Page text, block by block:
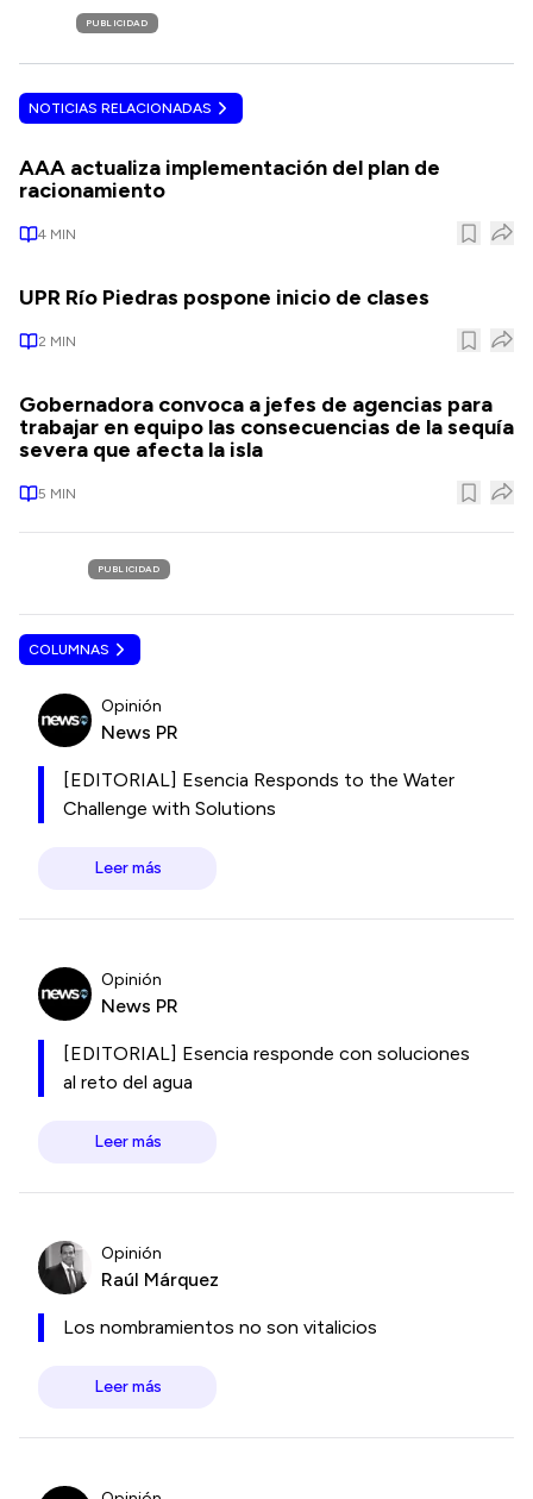
PUBLICIDAD
NOTICIAS RELACIONADAS
AAA actualiza implementación del plan de
racionamiento
4 MIN
UPR Río Piedras pospone inicio de clases
2 MIN
Gobernadora convoca a jefes de agencias para
trabajar en equipo las consecuencias de la sequía
severa que afecta la isla
5 MIN
PUBLICIDAD
COLUMNAS
Opinión
News PR
[EDITORIAL] Esencia Responds to the Water
Challenge with Solutions
Leer más
Opinión
News PR
[EDITORIAL] Esencia responde con soluciones
al reto del agua
Leer más
Opinión
Raúl Márquez
Los nombramientos no son vitalicios
Leer más